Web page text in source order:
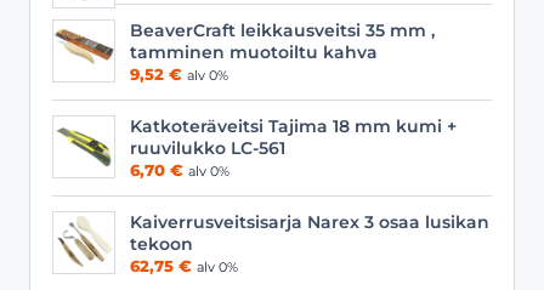
BeaverCraft leikkausveitsi 35 mm ,
tamminen muotoiltu kahva
9,52 € alv 0%
Katkoteräveitsi Tajima 18 mm kumi +
ruuvilukko LC-561
6,70 € alv 0%
Kaiverrusveitsisarja Narex 3 osaa lusikan
tekoon
62,75 € alv 0%